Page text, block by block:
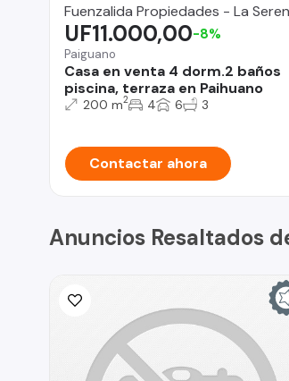
Fuenzalida Propiedades - La
Paiguano
Casa en venta 4 dorm.2 baños
piscina, terraza en Paihuano
UF11.000,00-8%
200 m2 4 6 3
Contactar ahora
Anuncios Resaltados